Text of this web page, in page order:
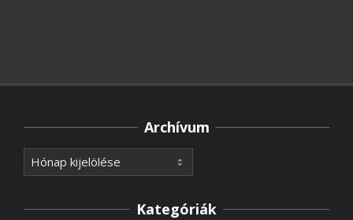
Archívum
Archívum
Kategóriák